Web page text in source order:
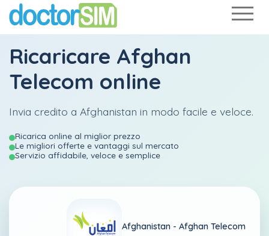
Ricaricare Afghan
Telecom online
Invia credito a Afghanistan in modo facile e veloce.
Ricarica online al miglior prezzo
Le migliori offerte e vantaggi sul mercato
Servizio affidabile, veloce e semplice
Afghanistan - Afghan Telecom